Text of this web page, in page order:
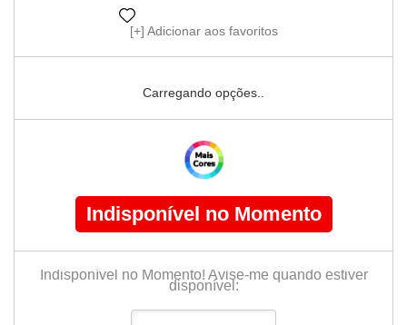
Adicionar aos favoritos
Carregando opções..
Indisponível no Momento
Indisponível no Momento! Avise-me quando estiver
disponível: